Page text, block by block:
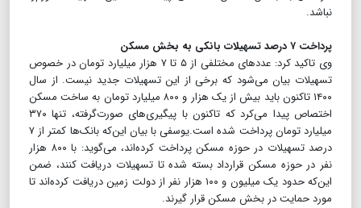
نباشد.
پرداخت ۷ درصد تسهیلات بانکی به بخش مسکن
وی تاکید کرد: عددهای مختلفی از ۵ تا ۷ هزار میلیارد تومان در خصوص
تسهیلات بیان می‌شود که برخی از این تسهیلات جدید نیست. از سال
۱۴۰۰ تاکنون باید بیش از یک هزار و ۸۰۰ میلیارد تومان به ساخت مسکن
اختصاص پیدا می‌کرد که تاکنون با پیگیری‌های صورت‌گرفته، تنها ۳۷۰
میلیارد تومان پرداخت شده است.یوسفی با بیان این‌که بانک‌ها کمتر از ۷
درصد تسهیلات در حوزه مسکن پرداخت کرده‌اند، می‌گوید: با ۸۰۰ هزار
نفر در حوزه مسکن قرارداد بسته شده تا تسهیلات دریافت کنند، ضمن
این‌که حدود یک میلیون و ۱۰۰ هزار نفر از دولت زمین دریافت کرده‌اند تا
مورد حمایت در بخش مسکن قرار گیرند.